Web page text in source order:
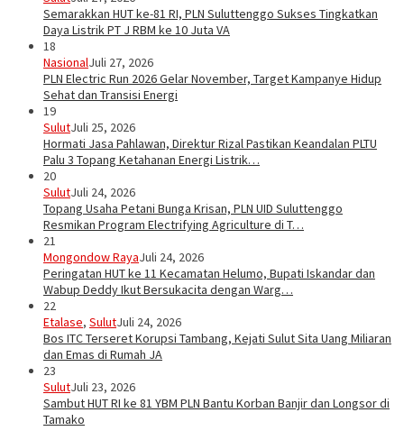
Semarakkan HUT ke-81 RI, PLN Suluttenggo Sukses Tingkatkan
Daya Listrik PT J RBM ke 10 Juta VA
18
NasionalJuli 27, 2026
PLN Electric Run 2026 Gelar November, Target Kampanye Hidup
Sehat dan Transisi Energi
19
SulutJuli 25, 2026
Hormati Jasa Pahlawan, Direktur Rizal Pastikan Keandalan PLTU
Palu 3 Topang Ketahanan Energi Listrik…
20
SulutJuli 24, 2026
Topang Usaha Petani Bunga Krisan, PLN UID Suluttenggo
Resmikan Program Electrifying Agriculture di T…
21
Mongondow RayaJuli 24, 2026
Peringatan HUT ke 11 Kecamatan Helumo, Bupati Iskandar dan
Wabup Deddy Ikut Bersukacita dengan Warg…
22
Etalase, SulutJuli 24, 2026
Bos ITC Terseret Korupsi Tambang, Kejati Sulut Sita Uang Miliaran
dan Emas di Rumah JA
23
SulutJuli 23, 2026
Sambut HUT RI ke 81 YBM PLN Bantu Korban Banjir dan Longsor di
Tamako